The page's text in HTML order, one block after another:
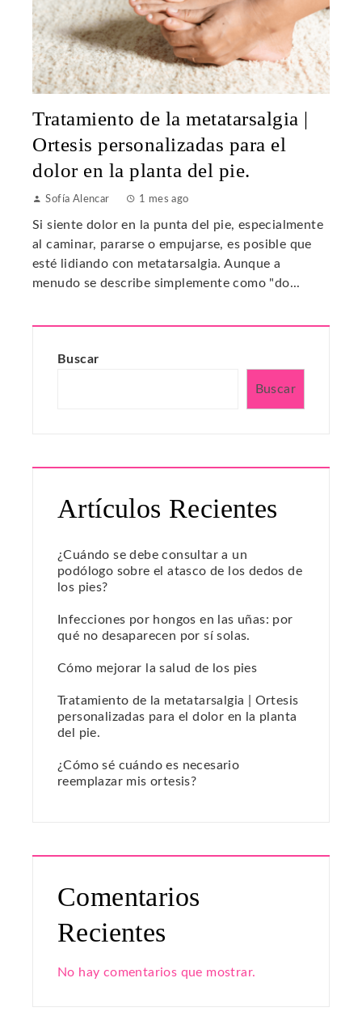
Tratamiento de la metatarsalgia |
Ortesis personalizadas para el
dolor en la planta del pie.
Sofía Alencar 1 mes ago
Si siente dolor en la punta del pie, especialmente
al caminar, pararse o empujarse, es posible que
esté lidiando con metatarsalgia. Aunque a
menudo se describe simplemente como "do...
Buscar
Buscar
Artículos Recientes
¿Cuándo se debe consultar a un
podólogo sobre el atasco de los dedos de
los pies?
Infecciones por hongos en las uñas: por
qué no desaparecen por sí solas.
Cómo mejorar la salud de los pies
Tratamiento de la metatarsalgia | Ortesis
personalizadas para el dolor en la planta
del pie.
¿Cómo sé cuándo es necesario
reemplazar mis ortesis?
Comentarios
Recientes
No hay comentarios que mostrar.